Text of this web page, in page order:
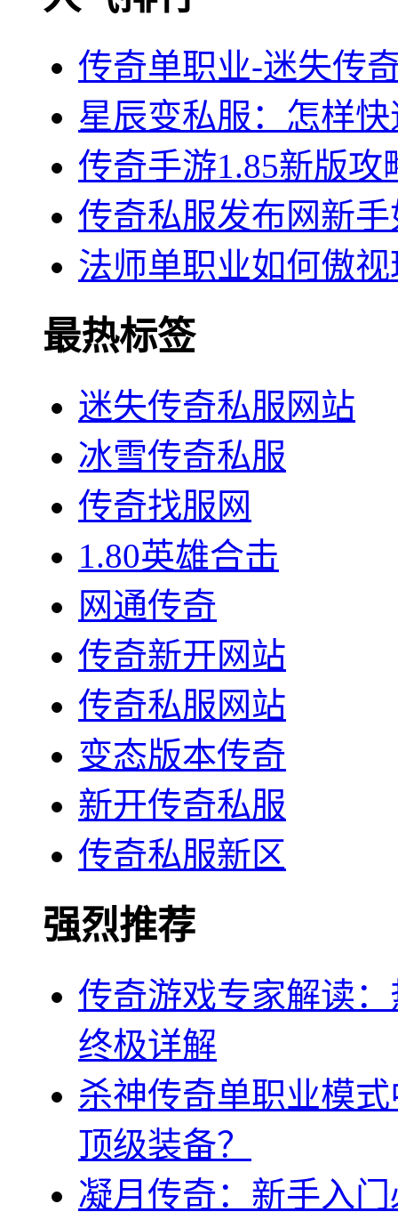
传奇单职业-迷失传
星辰变私服：怎样
传奇手游1.85新版
传奇私服发布网新
法师单职业如何傲
最热标签
迷失传奇私服网站
冰雪传奇私服
传奇找服网
1.80英雄合击
网通传奇
传奇新开网站
传奇私服网站
变态版本传奇
新开传奇私服
传奇私服新区
强烈推荐
传奇游戏专家解读
终极详解
杀神传奇单职业模
顶级装备？
凝月传奇：新手入